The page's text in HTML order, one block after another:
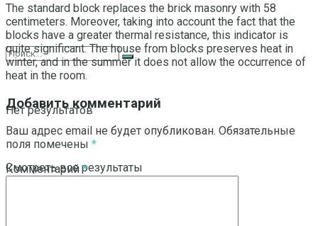
Нет результатов
Смотреть все результаты
The standard block replaces the brick masonry with 58
centimeters. Moreover, taking into account the fact that the
blocks have a greater thermal resistance, this indicator is
quite significant. The house from blocks preserves heat in
winter, and in the summer it does not allow the occurrence of
heat in the room.
Добавить комментарий
Ваш адрес email не будет опубликован. Обязательные
поля помечены *
Комментарий*